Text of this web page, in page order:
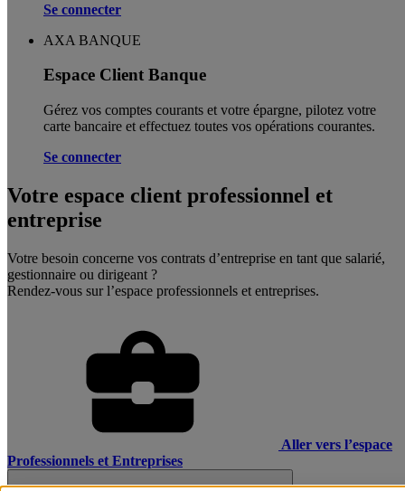
Se connecter
AXA BANQUE
Espace Client Banque
Gérez vos comptes courants et votre épargne, pilotez votre
carte bancaire et effectuez toutes vos opérations courantes.
Se connecter
Votre espace client professionnel et
entreprise
Votre besoin concerne vos contrats d’entreprise en tant que salarié,
gestionnaire ou dirigeant ?
Rendez-vous sur l’espace professionnels et entreprises.
Aller vers l’espace
Professionnels et Entreprises